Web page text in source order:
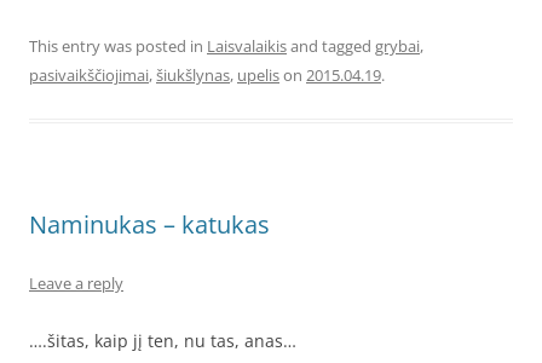
This entry was posted in Laisvalaikisand tagged grybai,
pasivaikščiojimai,šiukšlynas, upelison 2015.04.19.
Naminukas – katukas
Leave a reply
….šitas, kaip jį ten, nu tas, anas…